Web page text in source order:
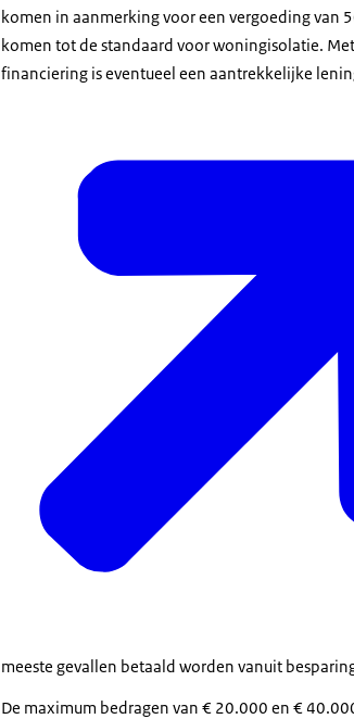
komen in aanmerking voor een vergoeding van
komen tot de standaard voor woningisolatie.
financiering is eventueel een aantrekkelijke
meeste gevallen betaald worden vanuit
De maximum bedragen van € 20.000 en €